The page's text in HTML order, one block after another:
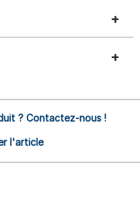
? Contactez-nous !
l'article